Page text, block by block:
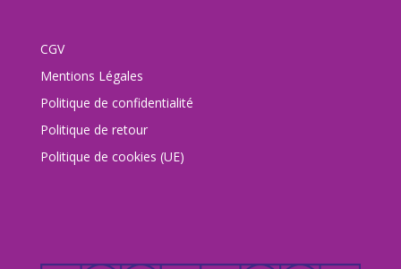
CGV
Mentions Légales
Politique de confidentialité
Politique de retour
Politique de cookies (UE)